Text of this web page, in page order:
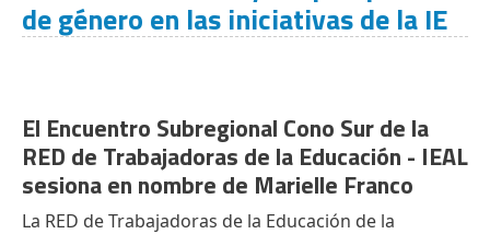
de género en las iniciativas de la IE
El Encuentro Subregional Cono Sur de la
RED de Trabajadoras de la Educación - IEAL
sesiona en nombre de Marielle Franco
La RED de Trabajadoras de la Educación de la